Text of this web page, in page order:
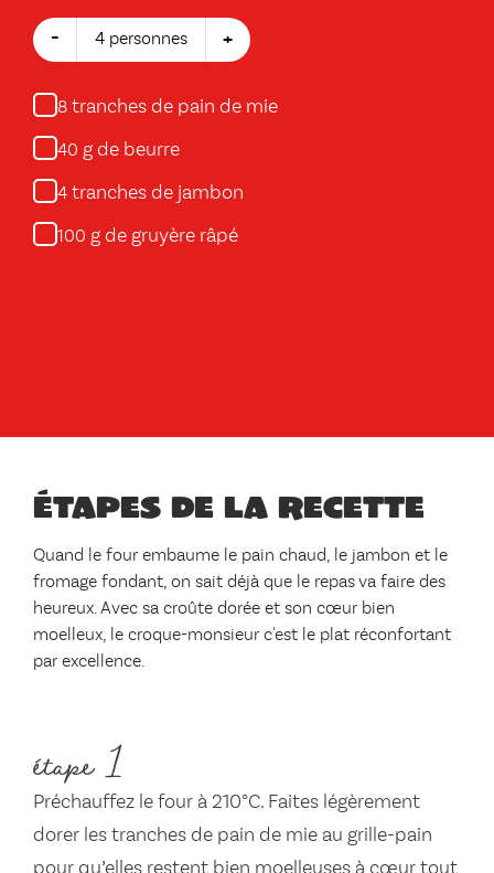
- 4 personnes +
8 tranches de pain de mie
40 g de beurre
4 tranches de jambon
100 g de gruyère râpé
Étapes de la recette
Quand le four embaume le pain chaud, le jambon et le
fromage fondant, on sait déjà que le repas va faire des
heureux. Avec sa croûte dorée et son cœur bien
moelleux, le croque-monsieur c'est le plat réconfortant
par excellence.
étape 1
Préchauffez le four à 210°C. Faites légèrement
dorer les tranches de pain de mie au grille-pain
pour qu’elles restent bien moelleuses à cœur tout